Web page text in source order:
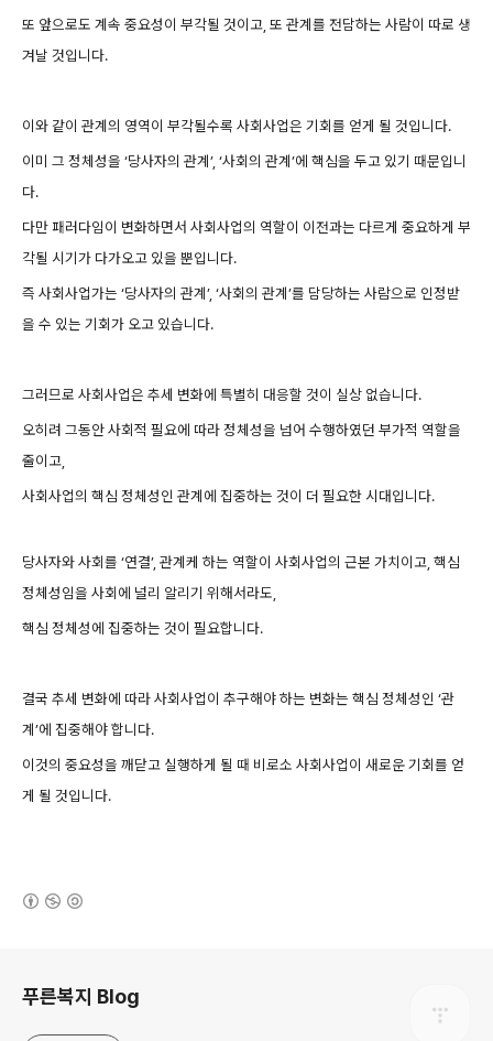
또 앞으로도 계속 중요성이 부각될 것이고, 또 관계를 전담하는 사람이 따로 생
겨날 것입니다.
이와 같이 관계의 영역이 부각될수록 사회사업은 기회를 얻게 될 것입니다.
이미 그 정체성을 ‘당사자의 관계’, ‘사회의 관계’에 핵심을 두고 있기 때문입니
다.
다만 패러다임이 변화하면서 사회사업의 역할이 이전과는 다르게 중요하게 부
각될 시기가 다가오고 있을 뿐입니다.
즉 사회사업가는 ‘당사자의 관계’, ‘사회의 관계’를 담당하는 사람으로 인정받
을 수 있는 기회가 오고 있습니다.
그러므로 사회사업은 추세 변화에 특별히 대응할 것이 실상 없습니다.
오히려 그동안 사회적 필요에 따라 정체성을 넘어 수행하였던 부가적 역할을
줄이고,
사회사업의 핵심 정체성인 관계에 집중하는 것이 더 필요한 시대입니다.
당사자와 사회를 ‘연결’, 관계케 하는 역할이 사회사업의 근본 가치이고, 핵심
정체성임을 사회에 널리 알리기 위해서라도,
핵심 정체성에 집중하는 것이 필요합니다.
결국 추세 변화에 따라 사회사업이 추구해야 하는 변화는 핵심 정체성인 ‘관
계’에 집중해야 합니다.
이것의 중요성을 깨닫고 실행하게 될 때 비로소 사회사업이 새로운 기회를 얻
게 될 것입니다.
푸른복지 Blog